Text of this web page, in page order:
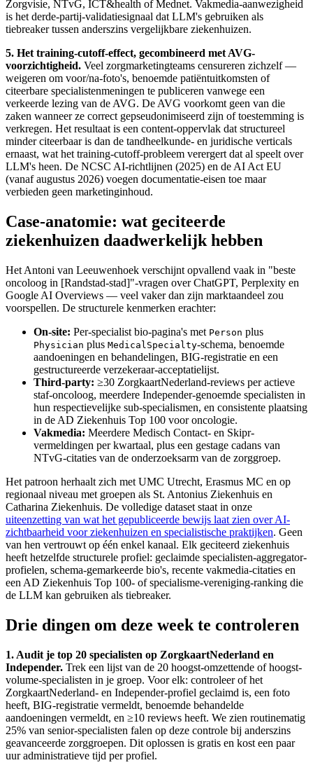
Zorgvisie, NTvG, ICT&health of Mednet. Vakmedia-aanwezigheid
is het derde-partij-validatiesignaal dat LLM's gebruiken als
tiebreaker tussen anderszins vergelijkbare ziekenhuizen.
5. Het training-cutoff-effect, gecombineerd met AVG-
voorzichtigheid. Veel zorgmarketingteams censureren zichzelf —
weigeren om voor/na-foto's, benoemde patiëntuitkomsten of
citeerbare specialistenmeningen te publiceren vanwege een
verkeerde lezing van de AVG. De AVG voorkomt geen van die
zaken wanneer ze correct gepseudonimiseerd zijn of toestemming is
verkregen. Het resultaat is een content-oppervlak dat structureel
minder citeerbaar is dan de tandheelkunde- en juridische verticals
ernaast, wat het training-cutoff-probleem verergert dat al speelt over
LLM's heen. De NCSC AI-richtlijnen (2025) en de AI Act EU
(vanaf augustus 2026) voegen documentatie-eisen toe maar
verbieden geen marketinginhoud.
Case-anatomie: wat geciteerde
ziekenhuizen daadwerkelijk hebben
Het Antoni van Leeuwenhoek verschijnt opvallend vaak in "beste
oncoloog in [Randstad-stad]"-vragen over ChatGPT, Perplexity en
Google AI Overviews — veel vaker dan zijn marktaandeel zou
voorspellen. De structurele kenmerken erachter:
On-site: Per-specialist bio-pagina's met Person plus
Physician plus MedicalSpecialty-schema, benoemde
aandoeningen en behandelingen, BIG-registratie en een
gestructureerde verzekeraar-acceptatielijst.
Third-party: ≥30 ZorgkaartNederland-reviews per actieve
staf-oncoloog, meerdere Independer-genoemde specialisten in
hun respectievelijke sub-specialismen, en consistente plaatsing
in de AD Ziekenhuis Top 100 voor oncologie.
Vakmedia: Meerdere Medisch Contact- en Skipr-
vermeldingen per kwartaal, plus een gestage cadans van
NTvG-citaties van de onderzoeksarm van de zorggroep.
Het patroon herhaalt zich met UMC Utrecht, Erasmus MC en op
regionaal niveau met groepen als St. Antonius Ziekenhuis en
Catharina Ziekenhuis. De volledige dataset staat in onze
uiteenzetting van wat het gepubliceerde bewijs laat zien over AI-
zichtbaarheid voor ziekenhuizen en specialistische praktijken. Geen
van hen vertrouwt op één enkel kanaal. Elk geciteerd ziekenhuis
heeft hetzelfde structurele profiel: geclaimde specialisten-aggregator-
profielen, schema-gemarkeerde bio's, recente vakmedia-citaties en
een AD Ziekenhuis Top 100- of specialisme-vereniging-ranking die
de LLM kan gebruiken als tiebreaker.
Drie dingen om deze week te controleren
1. Audit je top 20 specialisten op ZorgkaartNederland en
Independer. Trek een lijst van de 20 hoogst-omzettende of hoogst-
volume-specialisten in je groep. Voor elk: controleer of het
ZorgkaartNederland- en Independer-profiel geclaimd is, een foto
heeft, BIG-registratie vermeldt, benoemde behandelde
aandoeningen vermeldt, en ≥10 reviews heeft. We zien routinematig
25% van senior-specialisten falen op deze controle bij anderszins
geavanceerde zorggroepen. Dit oplossen is gratis en kost een paar
uur administratieve tijd per profiel.